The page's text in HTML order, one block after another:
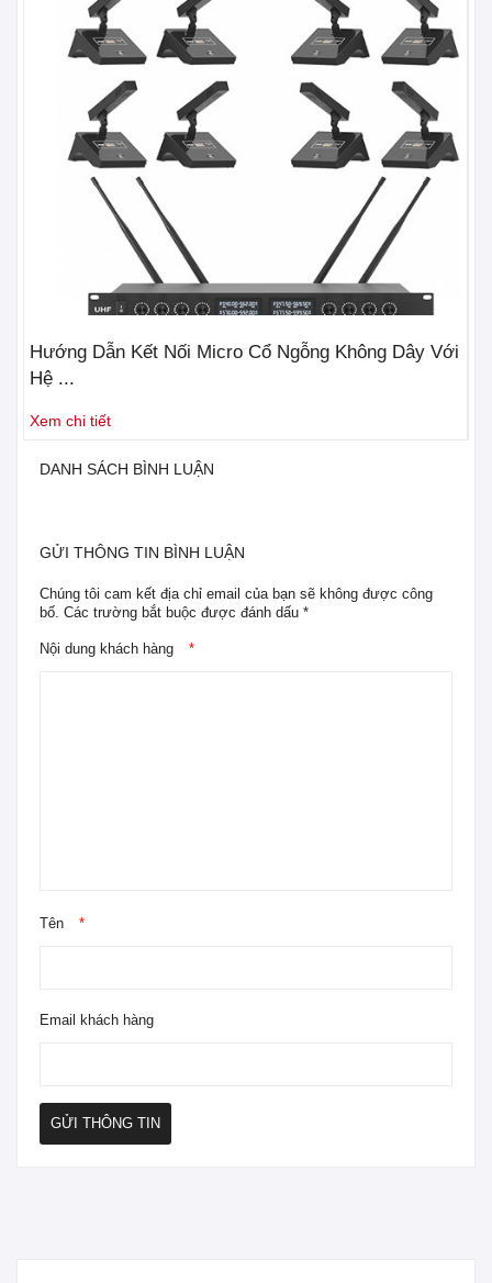
Hướng Dẫn Kết Nối Micro Cổ Ngỗng Không Dây Với
Hệ ...
Xem chi tiết
DANH SÁCH BÌNH LUẬN
GỬI THÔNG TIN BÌNH LUẬN
Chúng tôi cam kết địa chỉ email của bạn sẽ không được công
bố. Các trường bắt buộc được đánh dấu *
Nội dung khách hàng *
Tên *
Email khách hàng
GỬI THÔNG TIN